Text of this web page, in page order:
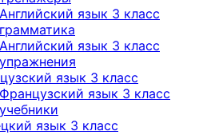
Английский язык 3 класс
грамматика
Английский язык 3 класс
упражнения
язык 3 класс
Французский язык 3 класс
учебники
язык 3 класс